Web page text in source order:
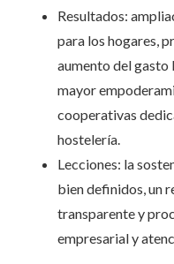
Resultados:
para los hogares,
aumento del gasto
mayor
cooperativas
hostelería.
Lecciones: la
bien definidos, un
transparente y
empresarial y